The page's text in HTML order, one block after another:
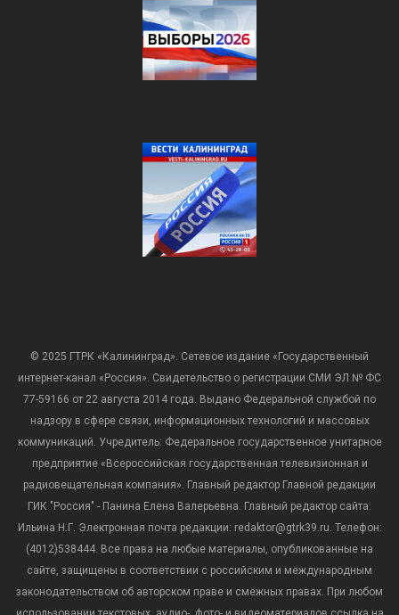
© 2025 ГТРК «Калининград». Сетевое издание «Государственный
интернет-канал «Россия». Свидетельство о регистрации СМИ ЭЛ № ФС
77-59166 от 22 августа 2014 года. Выдано Федеральной службой по
надзору в сфере связи, информационных технологий и массовых
коммуникаций. Учредитель: Федеральное государственное унитарное
предприятие «Всероссийская государственная телевизионная и
радиовещательная компания». Главный редактор Главной редакции
ГИК "Россия" - Панина Елена Валерьевна. Главный редактор сайта:
Ильина Н.Г. Электронная почта редакции: redaktor@gtrk39.ru. Телефон:
(4012)538444. Все права на любые материалы, опубликованные на
сайте, защищены в соответствии с российским и международным
законодательством об авторском праве и смежных правах. При любом